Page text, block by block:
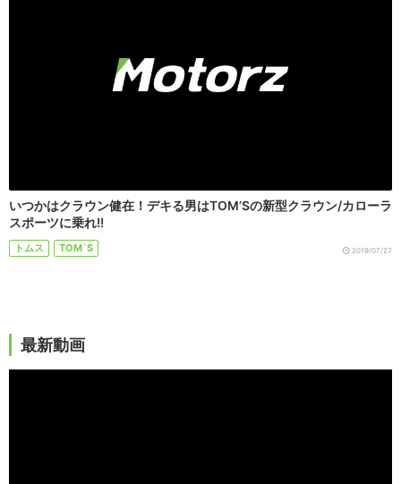
いつかはクラウン健在！デキる男はTOM’Sの新型クラウン/カローラ
スポーツに乗れ!!
トムス TOM`S 2019/07/27
最新動画